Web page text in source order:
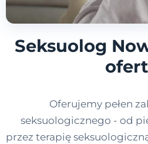
Seksuolog
Oferujemy pełen
seksuologicznego - od
przez terapię